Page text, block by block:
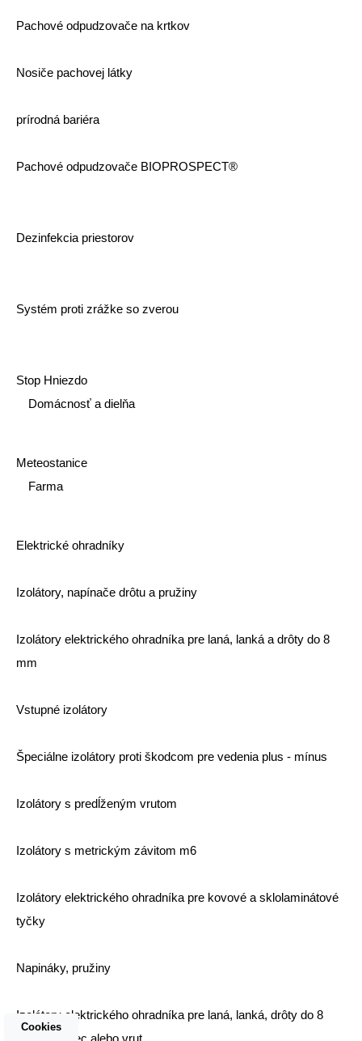
Pachové odpudzovače na krtkov
Nosiče pachovej látky
prírodná bariéra
Pachové odpudzovače BIOPROSPECT®
Dezinfekcia priestorov
Systém proti zrážke so zverou
Stop Hniezdo
Domácnosť a dielňa
Meteostanice
Farma
Elektrické ohradníky
Izolátory, napínače drôtu a pružiny
Izolátory elektrického ohradníka pre laná, lanká a drôty do 8
mm
Vstupné izolátory
Špeciálne izolátory proti škodcom pre vedenia plus - mínus
Izolátory s predĺženým vrutom
Izolátory s metrickým závitom m6
Izolátory elektrického ohradníka pre kovové a sklolaminátové
tyčky
Napináky, pružiny
Izolátory elektrického ohradníka pre laná, lanká, drôty do 8
mm na klinec alebo vrut
Cookies